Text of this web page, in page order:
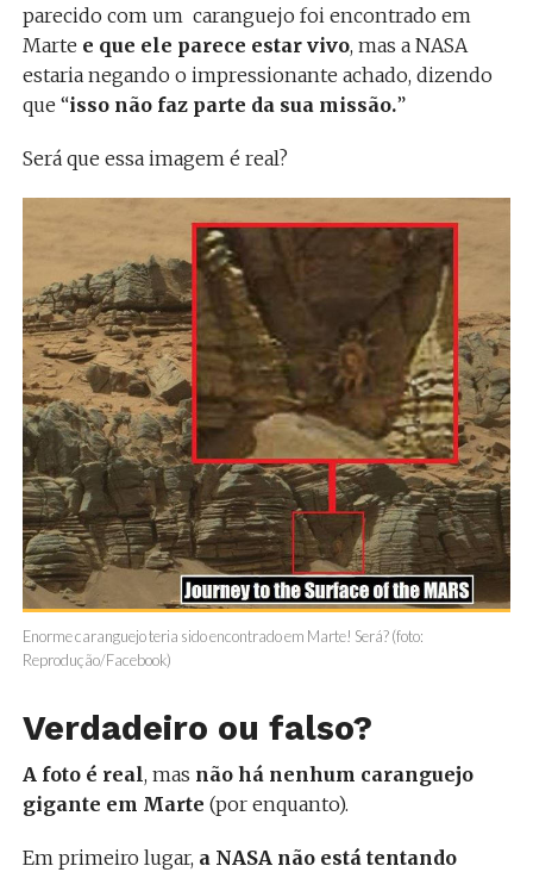
parecido com um caranguejo foi encontrado em
Marte e que ele parece estar vivo, mas a NASA
estaria negando o impressionante achado, dizendo
que “isso não faz parte da sua missão.”
Será que essa imagem é real?
Enorme caranguejo teria sido encontrado em Marte! Será? (foto:
Reprodução/Facebook)
Verdadeiro ou falso?
A foto é real, mas não há nenhum caranguejo
gigante em Marte (por enquanto).
Em primeiro lugar, a NASA não está tentando